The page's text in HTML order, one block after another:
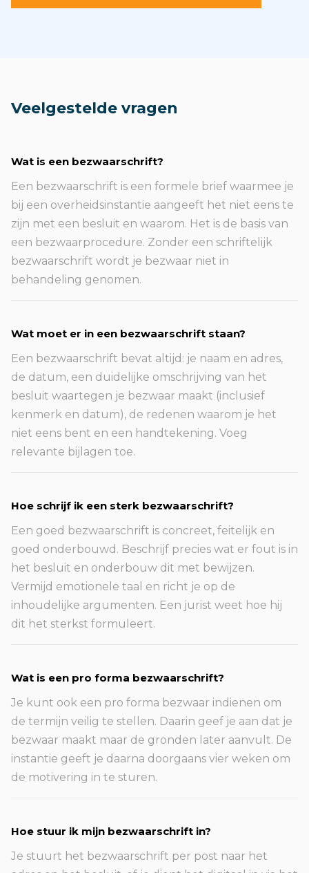
Veelgestelde vragen
Wat is een bezwaarschrift?
Een bezwaarschrift is een formele brief waarmee je
bij een overheidsinstantie aangeeft het niet eens te
zijn met een besluit en waarom. Het is de basis van
een bezwaarprocedure. Zonder een schriftelijk
bezwaarschrift wordt je bezwaar niet in
behandeling genomen.
Wat moet er in een bezwaarschrift staan?
Een bezwaarschrift bevat altijd: je naam en adres,
de datum, een duidelijke omschrijving van het
besluit waartegen je bezwaar maakt (inclusief
kenmerk en datum), de redenen waarom je het
niet eens bent en een handtekening. Voeg
relevante bijlagen toe.
Hoe schrijf ik een sterk bezwaarschrift?
Een goed bezwaarschrift is concreet, feitelijk en
goed onderbouwd. Beschrijf precies wat er fout is in
het besluit en onderbouw dit met bewijzen.
Vermijd emotionele taal en richt je op de
inhoudelijke argumenten. Een jurist weet hoe hij
dit het sterkst formuleert.
Wat is een pro forma bezwaarschrift?
Je kunt ook een pro forma bezwaar indienen om
de termijn veilig te stellen. Daarin geef je aan dat je
bezwaar maakt maar de gronden later aanvult. De
instantie geeft je daarna doorgaans vier weken om
de motivering in te sturen.
Hoe stuur ik mijn bezwaarschrift in?
Je stuurt het bezwaarschrift per post naar het